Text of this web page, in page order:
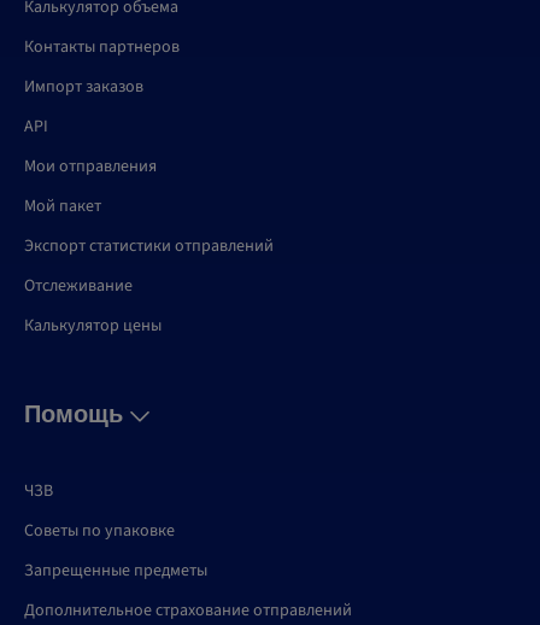
Калькулятор объема
Контакты партнеров
Импорт заказов
API
Мои отправления
Мой пакет
Экспорт статистики отправлений
Отслеживание
Калькулятор цены
Помощь
ЧЗВ
Советы по упаковке
Запрещенные предметы
Дополнительное страхование отправлений